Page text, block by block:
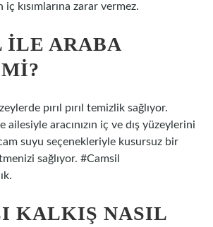
iç kısımlarına zarar vermez.
ILE ARABA
pırıl pırıl temizlik sağlıyor.
aracınızın iç ve dış yüzeylerini
suyu seçenekleriyle kusursuz bir
sağlıyor. #Camsil
KALKIŞ NASIL